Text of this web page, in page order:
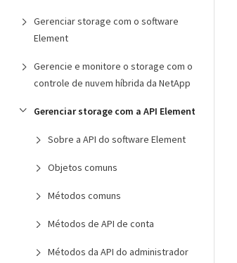
Gerenciar storage com o software
Element
Gerencie e monitore o storage com o
controle de nuvem híbrida da NetApp
Gerenciar storage com a API Element
Sobre a API do software Element
Objetos comuns
Métodos comuns
Métodos de API de conta
Métodos da API do administrador